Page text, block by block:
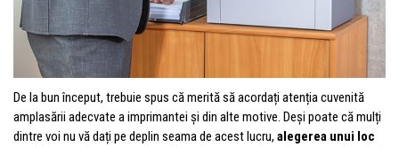
De la bun început, trebuie spus că merită să acordați atenția cuvenită
amplasării adecvate a imprimantei și din alte motive. Deși poate că mulți
dintre voi nu vă dați pe deplin seama de acest lucru, alegerea unui loc